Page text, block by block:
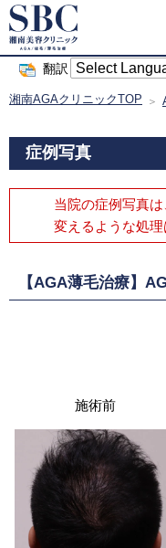
翻訳
湘南AGAクリニックTOP
症例写真
当院の症例写真
変えるような処理
【AGA薄毛治療】
施術前